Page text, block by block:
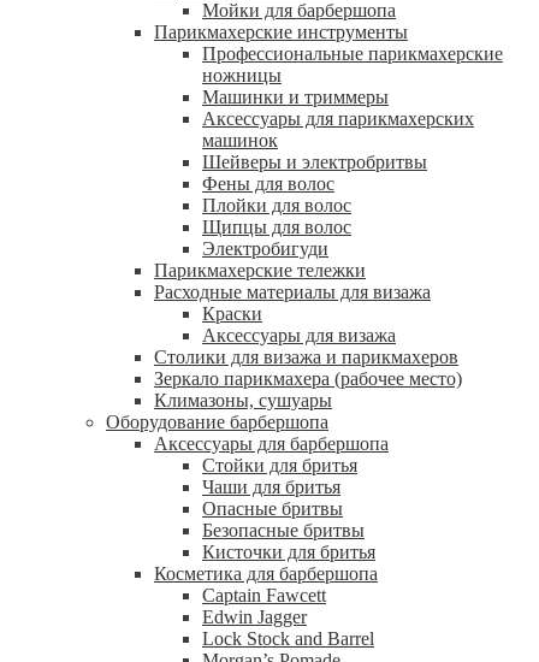
Мойки для барбершопа
Парикмахерские инструменты
Профессиональные парикмахерские
ножницы
Машинки и триммеры
Аксессуары для парикмахерских
машинок
Шейверы и электробритвы
Фены для волос
Плойки для волос
Щипцы для волос
Электробигуди
Парикмахерские тележки
Расходные материалы для визажа
Краски
Аксессуары для визажа
Столики для визажа и парикмахеров
Зеркало парикмахера (рабочее место)
Климазоны, сушуары
Оборудование барбершопа
Аксессуары для барбершопа
Стойки для бритья
Чаши для бритья
Опасные бритвы
Безопасные бритвы
Кисточки для бритья
Косметика для барбершопа
Captain Fawcett
Edwin Jagger
Lock Stock and Barrel